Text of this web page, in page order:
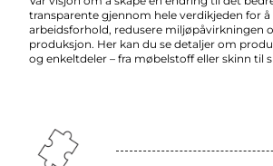
transparente gjennom hele verdikjeden for å
arbeidsforhold, redusere miljøpåvirkningen
produksjon. Her kan du se detaljer om
og enkeltdeler – fra møbelstoff eller skinn til